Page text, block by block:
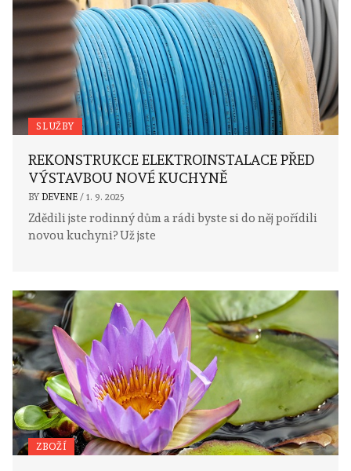
SLUŽBY
REKONSTRUKCE ELEKTROINSTALACE PŘED
VÝSTAVBOU NOVÉ KUCHYNĚ
BY DEVENE / 1. 9. 2025
Zdědili jste rodinný dům a rádi byste si do něj pořídili
novou kuchyni? Už jste
ZBOŽÍ